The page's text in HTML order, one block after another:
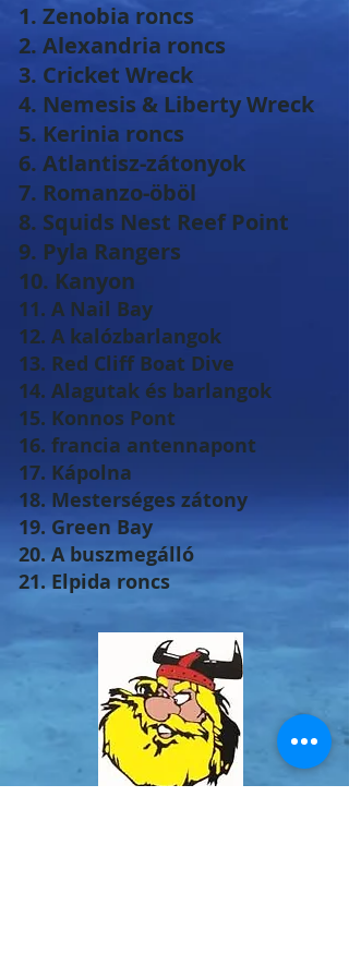
1. Zenobia roncs
2. Alexandria roncs
3. Cricket Wreck
4. Nemesis & Liberty Wreck
5. Kerinia roncs
6. Atlantisz-zátonyok
7. Romanzo-öböl
8. Squids Nest Reef Point
9. Pyla Rangers
10. Kanyon
11. A Nail Bay
12. A kalózbarlangok
13. Red Cliff Boat Dive
14. Alagutak és barlangok
15. Konnos Pont
16. francia antennapont
17. Kápolna
18. Mesterséges zátony
19. Green Bay
20. A buszmegálló
21. Elpida roncs